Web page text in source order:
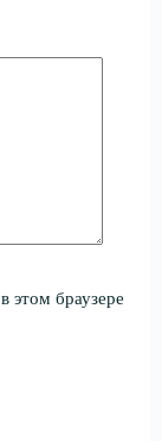
этом браузере